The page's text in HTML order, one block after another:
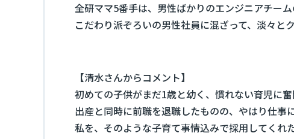
全研ママ5番手は、男性ばかりのエンジニアチー
こだわり派ぞろいの男性社員に混ざって、淡々
【清水さんからコメント】
初めての子供がまだ1歳と幼く、慣れない育児に奮
出産と同時に前職を退職したものの、やはり仕
私を、そのような子育て事情込みで採用してくれ